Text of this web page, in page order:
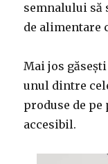
semnalului să
de alimentare
Mai jos
unul dintre
produse de
accesibil.